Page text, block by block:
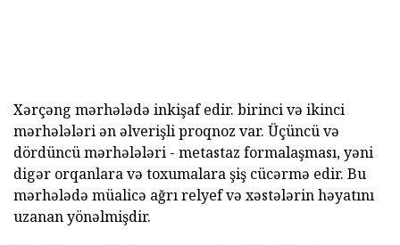
Xərçəng mərhələdə inkişaf edir. birinci və ikinci
mərhələləri ən əlverişli proqnoz var. Üçüncü və
dördüncü mərhələləri - metastaz formalaşması, yəni
digər orqanlara və toxumalara şiş cücərmə edir. Bu
mərhələdə müalicə ağrı relyef və xəstələrin həyatını
uzanan yönəlmişdir.